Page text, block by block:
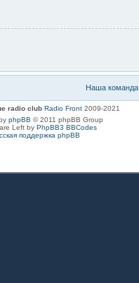
Наша команда
radio club Radio Front 2009-2021
phpBB © 2011 phpBB Group
Left by PhpBB3 BBCodes
поддержка phpBB